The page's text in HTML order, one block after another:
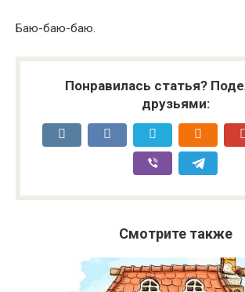
Баю-баю-баю.
Понравилась статья?
друзьями:
Смотрите также